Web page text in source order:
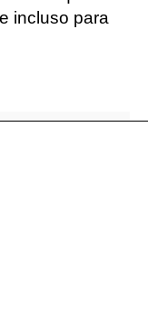
incluso para